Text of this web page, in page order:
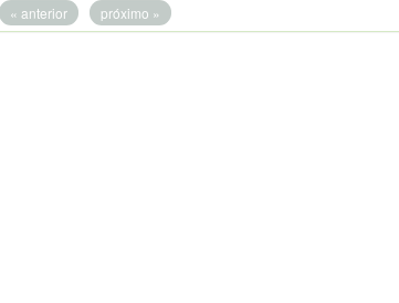
« anterior próximo »